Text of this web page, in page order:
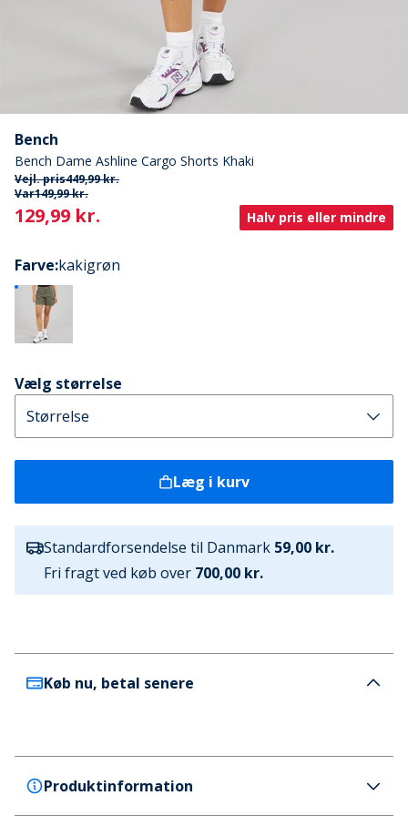
Bench
Bench Dame Ashline Cargo Shorts Khaki
Vejl. pris449,99 kr.
Var149,99 kr.
Current
129,99 kr. Halv pris eller mindre
Farve:kakigrøn
Vælg størrelse
Læg i kurv
Standardforsendelse til Danmark 59,00 kr.
Fri fragt ved køb over 700,00 kr.
Køb nu, betal senere
Produktinformation